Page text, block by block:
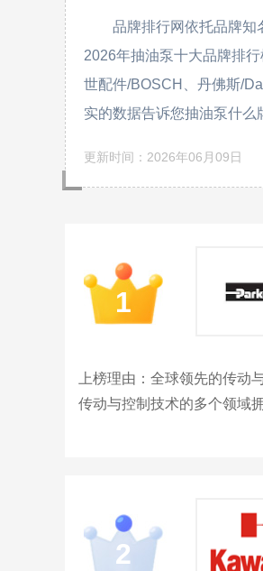
品牌排行网依托品牌知
2026年抽油泵十大品牌排
世配件/BOSCH、丹佛斯/
实的数据告诉您抽油泵什么
更新时间：2026年06月09日
1
上榜理由：全球领先的传
传动与控制技术的多个领域
2